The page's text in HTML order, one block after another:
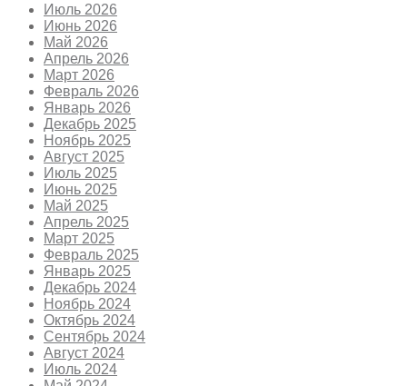
Июль 2026
Июнь 2026
Май 2026
Апрель 2026
Март 2026
Февраль 2026
Январь 2026
Декабрь 2025
Ноябрь 2025
Август 2025
Июль 2025
Июнь 2025
Май 2025
Апрель 2025
Март 2025
Февраль 2025
Январь 2025
Декабрь 2024
Ноябрь 2024
Октябрь 2024
Сентябрь 2024
Август 2024
Июль 2024